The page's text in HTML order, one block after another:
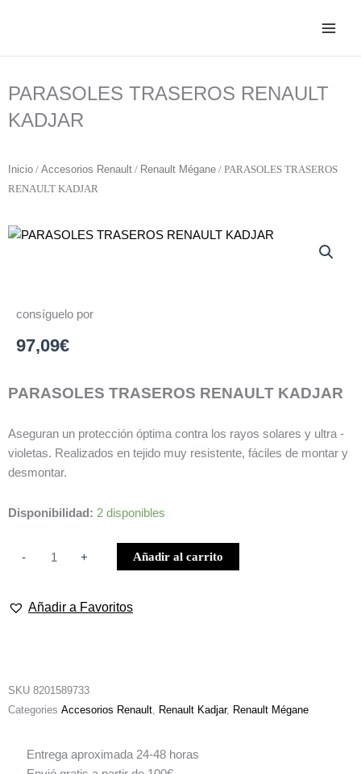
PARASOLES TRASEROS RENAULT
KADJAR
Inicio / Accesorios Renault / Renault Mégane / PARASOLES TRASEROS
RENAULT KADJAR
consíguelo por
97,09€
PARASOLES TRASEROS RENAULT KADJAR
Aseguran un protección óptima contra los rayos solares y ultra -
violetas. Realizados en tejido muy resistente, fáciles de montar y
desmontar.
Disponibilidad: 2 disponibles
-
PARASOLES
RENAULT
+ Añadir al carrito
Añadir a Favoritos
SKU 8201589733
Categories Accesorios Renault, Renault Kadjar, Renault Mégane
Entrega aproximada 24-48 horas